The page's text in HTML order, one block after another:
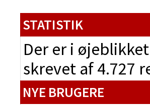
STATISTIK
Der er i
skrevet af 4.727
NYE BRUGERE